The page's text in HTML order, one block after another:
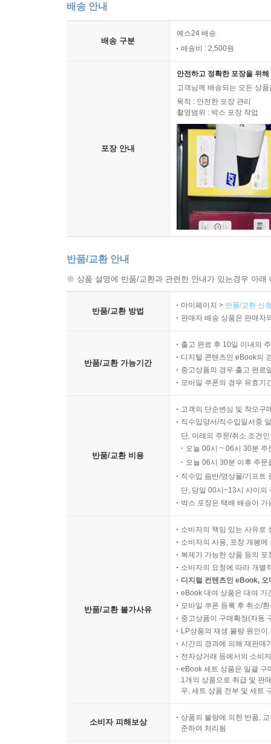
배송 안내
배송 구분
예스24 배송
배송비 : 2,500원
포장 안내
안전하고 정확한 포장을 위
고객님께 배송되는 모든 상
목적 : 안전한 포장 관리
촬영범위 : 박스 포장 작업
반품/교환 안내
※ 상품 설명에 반품/교환과 관련한 안내가 있는경우 아
반품/교환 방법
마이페이지 > 반품/교환 신
판매자 배송 상품은 판매자
반품/교환 가능기간
출고 완료 후 10일 이내의
디지털 콘텐츠인 eBook의
중고상품의 경우 출고 완료
모바일 쿠폰의 경우 유효기
반품/교환 비용
고객의 단순변심 및 착오구
직수입양서/직수입일서중
단, 아래의 주문/취소 조건
오늘 00시 ~ 06시 30분
오늘 06시 30분 이후 주
직수입 음반/영상물/기프트
단, 당일 00시~13시 사이의
박스 포장은 택배 배송이
반품/교환 불가사유
소비자의 책임 있는 사유로
소비자의 사용, 포장 개봉
복제가 가능한 상품 등의
소비자의 요청에 따라 개별
디지털 컨텐츠인 eBook,
eBook 대여 상품은 대여 기
모바일 쿠폰 등록 후 취소/
중고상품이 구매확정(자동
LP상품의 재생 불량 원인
시간의 경과에 의해 재판매
전자상거래 등에서의 소비
eBook 세트 상품은 일괄 구
1개의 상품으로 취급 및 판
우, 세트 상품 전부 및 세트
소비자 피해보상
상품의 불량에 의한 반품,
준하여 처리됨